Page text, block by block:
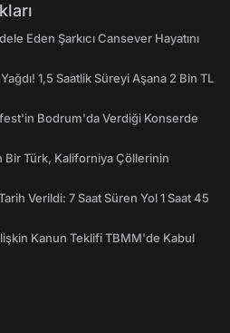
Eden Şarkıcı Cansever Hayatını
1,5 Saatlik Süreyi Aşana 2 Bin TL
Bodrum'da Verdiği Konserde
Bir Türk, Kaliforniya Çöllerinin
Verildi: 7 Saat Süren Yol 1 Saat 45
Kanun Teklifi TBMM'de Kabul